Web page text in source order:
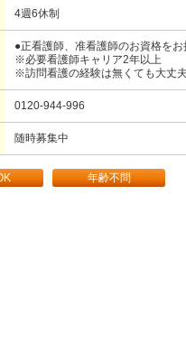
4週6休制
●正看護師、准看護師のお資格を
※必要看護師キャリア2年以上
※訪問看護の経験は無くても大丈
0120-944-996
随時募集中
年齢不問